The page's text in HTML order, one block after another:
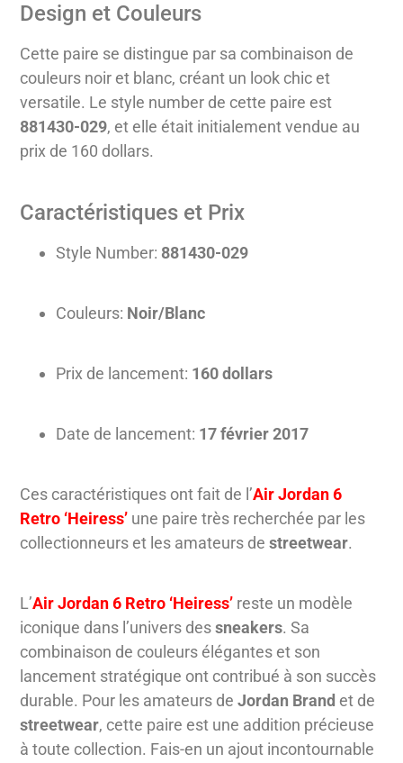
Design et Couleurs
Cette paire se distingue par sa combinaison de
couleurs noir et blanc, créant un look chic et
versatile. Le style number de cette paire est
881430-029, et elle était initialement vendue au
prix de 160 dollars.
Caractéristiques et Prix
Style Number: 881430-029
Couleurs: Noir/Blanc
Prix de lancement: 160 dollars
Date de lancement: 17 février 2017
Ces caractéristiques ont fait de l’Air Jordan 6
Retro ‘Heiress’ une paire très recherchée par les
collectionneurs et les amateurs destreetwear.
L’Air Jordan 6 Retro ‘Heiress’ reste un modèle
iconique dans l’univers dessneakers. Sa
combinaison de couleurs élégantes et son
lancement stratégique ont contribué à son succès
durable. Pour les amateurs deJordan Brand et de
streetwear, cette paire est une addition précieuse
à toute collection. Fais-en un ajout incontournable